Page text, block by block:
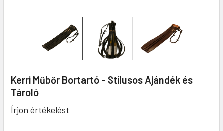
Kerri Műbőr Bortartó - Stílusos Ajándék és
Tároló
Írjon értékelést